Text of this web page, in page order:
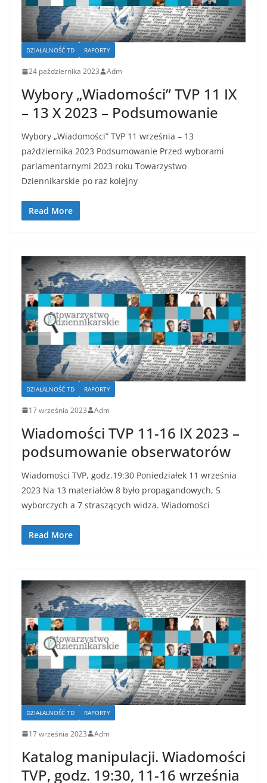
DZIAŁALNOŚĆ TD RAPORTY
24 października 2023 Adm
Wybory „Wiadomości” TVP 11 IX
– 13 X 2023 – Podsumowanie
Wybory „Wiadomości” TVP 11 września – 13
października 2023 Podsumowanie Przed wyborami
parlamentarnymi 2023 roku Towarzystwo
Dziennikarskie po raz kolejny
Read More
DZIAŁALNOŚĆ TD RAPORTY
17 września 2023 Adm
Wiadomości TVP 11-16 IX 2023 –
podsumowanie obserwatorów
Wiadomości TVP, godz.19:30 Poniedziałek 11 września
2023 Na 13 materiałów 8 było propagandowych, 5
wyborczych a 7 straszących widza. Wiadomości
Read More
DZIAŁALNOŚĆ TD RAPORTY
17 września 2023 Adm
Katalog manipulacji. Wiadomości
TVP, godz. 19:30, 11-16 września